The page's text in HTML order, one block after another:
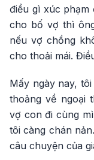
điều gì xúc phạm
cho bố vợ thì
nếu vợ chồng
cho thoải mái.
Mấy ngày nay,
thoảng về ngoại
vợ con đi cùng
tôi càng chán
câu chuyện của